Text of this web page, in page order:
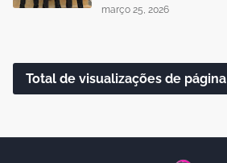
março 25, 2026
Total de visualizações de página